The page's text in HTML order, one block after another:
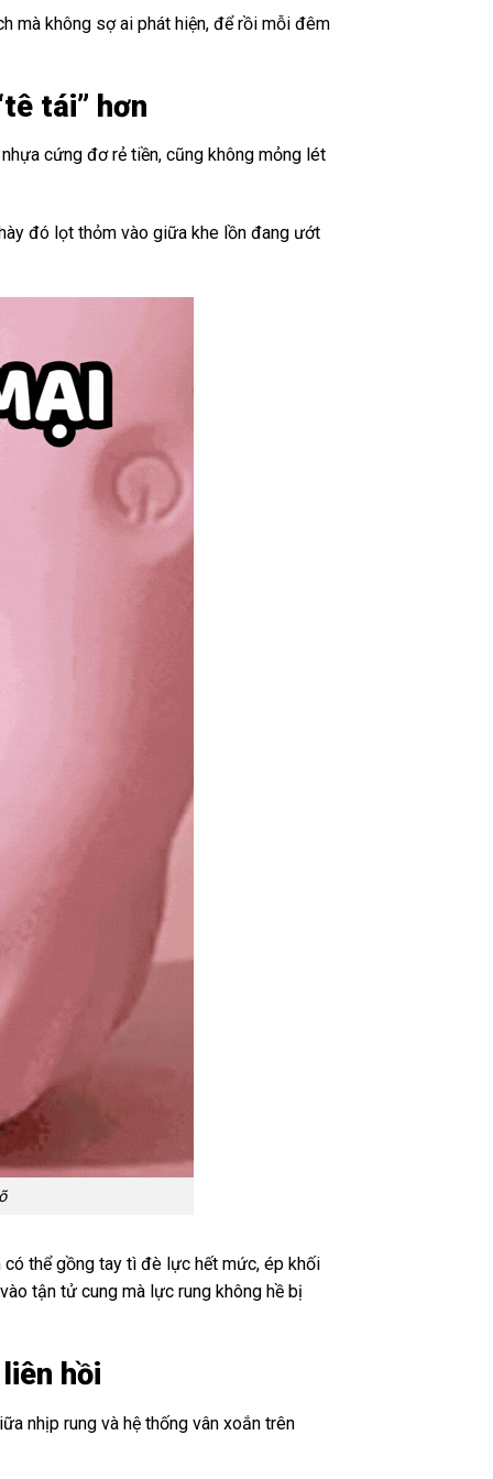
mà không sợ ai phát hiện, để rồi mỗi đêm
tái” hơn
cứng đơ rẻ tiền, cũng không mỏng lét
đó lọt thỏm vào giữa khe lồn đang ướt
thể gồng tay tì đè lực hết mức, ép khối
tận tử cung mà lực rung không hề bị
hồi
nhịp rung và hệ thống vân xoắn trên